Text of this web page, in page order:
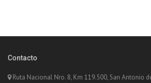
Contacto
Ruta Nacional Nro. 8, Km 119.500, San Antonio